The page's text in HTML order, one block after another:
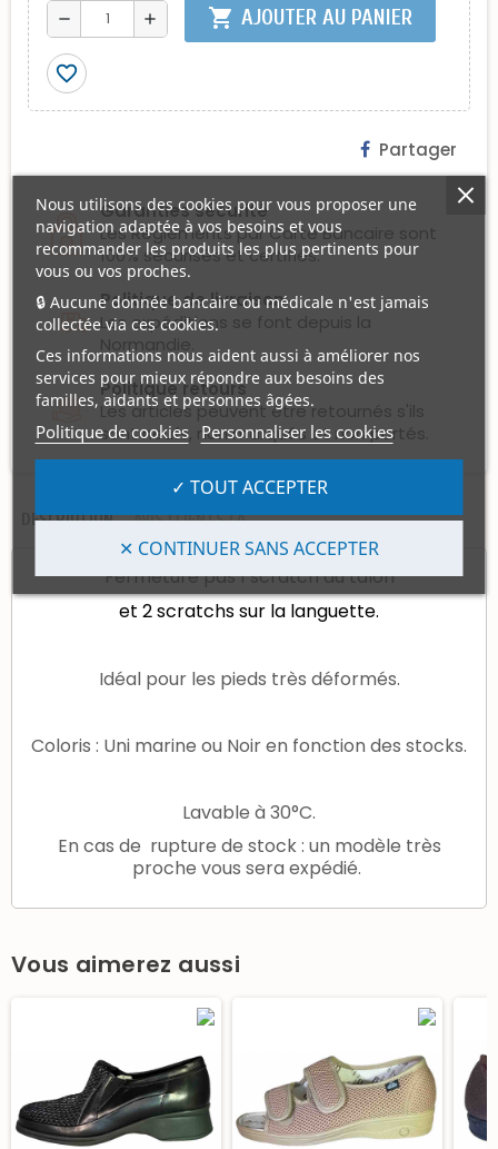
remove add shopping_cart AJOUTER AU PANIER
favorite_border
Partager
Garanties sécurité
Les Règlements par Carte Bancaire sont
100% sécurisés et certifiés.
Politique de livraison
Les expéditions se font depuis la
Normandie.
Politique retours
Les articles peuvent être retournés s'ils
sont neufs, non marqués et non portés.
DESCRIPTION AVIS CLIENTS (2)
Fermeture pas 1 scratch au talon
et 2 scratchs sur la languette.
Idéal pour les pieds très déformés.
Coloris : Uni marine ou Noir en fonction des stocks.
Lavable à 30°C.
En cas de rupture de stock : un modèle très
proche vous sera expédié.
Vous aimerez aussi
Nous utilisons des cookies pour vous proposer une
navigation adaptée à vos besoins et vous
recommander les produits les plus pertinents pour
vous ou vos proches.
🔒 Aucune donnée bancaire ou médicale n'est jamais
collectée via ces cookies.
Ces informations nous aident aussi à améliorer nos
services pour mieux répondre aux besoins des
familles, aidants et personnes âgées.
Politique de cookies Personnaliser les cookies
✕ CONTINUER SANS ACCEPTER
✓ TOUT ACCEPTER